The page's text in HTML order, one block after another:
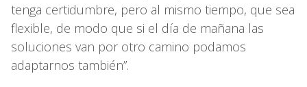
tenga certidumbre, pero al mismo tiempo, que sea
flexible, de modo que si el día de mañana las
soluciones van por otro camino podamos
adaptarnos también”.